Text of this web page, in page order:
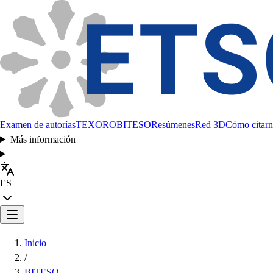
Examen de autoríasTEXOROBITESOResúmenesRed 3DCómo
Más información
ES
Inicio
/